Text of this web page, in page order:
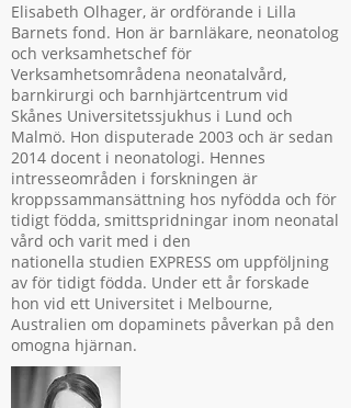
Elisabeth Olhager, är ordförande i Lilla
Barnets fond. Hon är barnläkare, neonatolog
och verksamhetschef för
Verksamhetsområdena neonatalvård,
barnkirurgi och barnhjärtcentrum vid
Skånes Universitetssjukhus i Lund och
Malmö. Hon disputerade 2003 och är sedan
2014 docent i neonatologi. Hennes
intresseområden i forskningen är
kroppssammansättning hos nyfödda och för
tidigt födda, smittspridningar inom neonatal
vård och varit med i den
nationella studien EXPRESS om uppföljning
av för tidigt födda. Under ett år forskade
hon vid ett Universitet i Melbourne,
Australien om dopaminets påverkan på den
omogna hjärnan.